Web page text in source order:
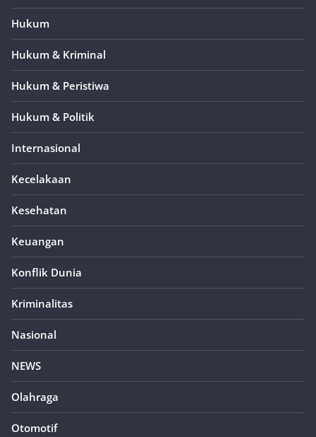
Hukum
Hukum & Kriminal
Hukum & Peristiwa
Hukum & Politik
Internasional
Kecelakaan
Kesehatan
Keuangan
Konflik Dunia
Kriminalitas
Nasional
NEWS
Olahraga
Otomotif